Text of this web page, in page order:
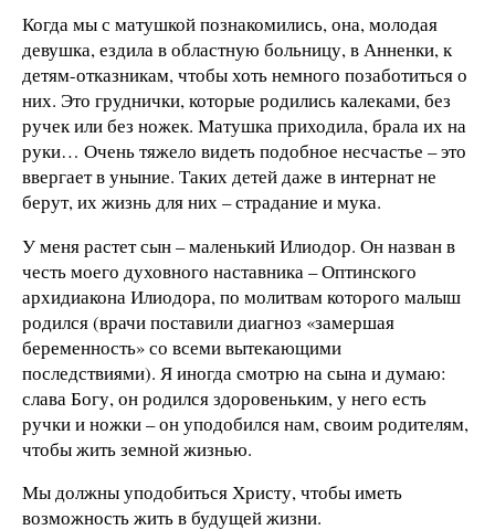
Когда мы с матушкой познакомились, она, молодая
девушка, ездила в областную больницу, в Анненки, к
детям-отказникам, чтобы хоть немного позаботиться о
них. Это груднички, которые родились калеками, без
ручек или без ножек. Матушка приходила, брала их на
руки… Очень тяжело видеть подобное несчастье – это
ввергает в уныние. Таких детей даже в интернат не
берут, их жизнь для них – страдание и мука.
У меня растет сын – маленький Илиодор. Он назван в
честь моего духовного наставника – Оптинского
архидиакона Илиодора, по молитвам которого малыш
родился (врачи поставили диагноз «замершая
беременность» со всеми вытекающими
последствиями). Я иногда смотрю на сына и думаю:
слава Богу, он родился здоровеньким, у него есть
ручки и ножки – он уподобился нам, своим родителям,
чтобы жить земной жизнью.
Мы должны уподобиться Христу, чтобы иметь
возможность жить в будущей жизни.